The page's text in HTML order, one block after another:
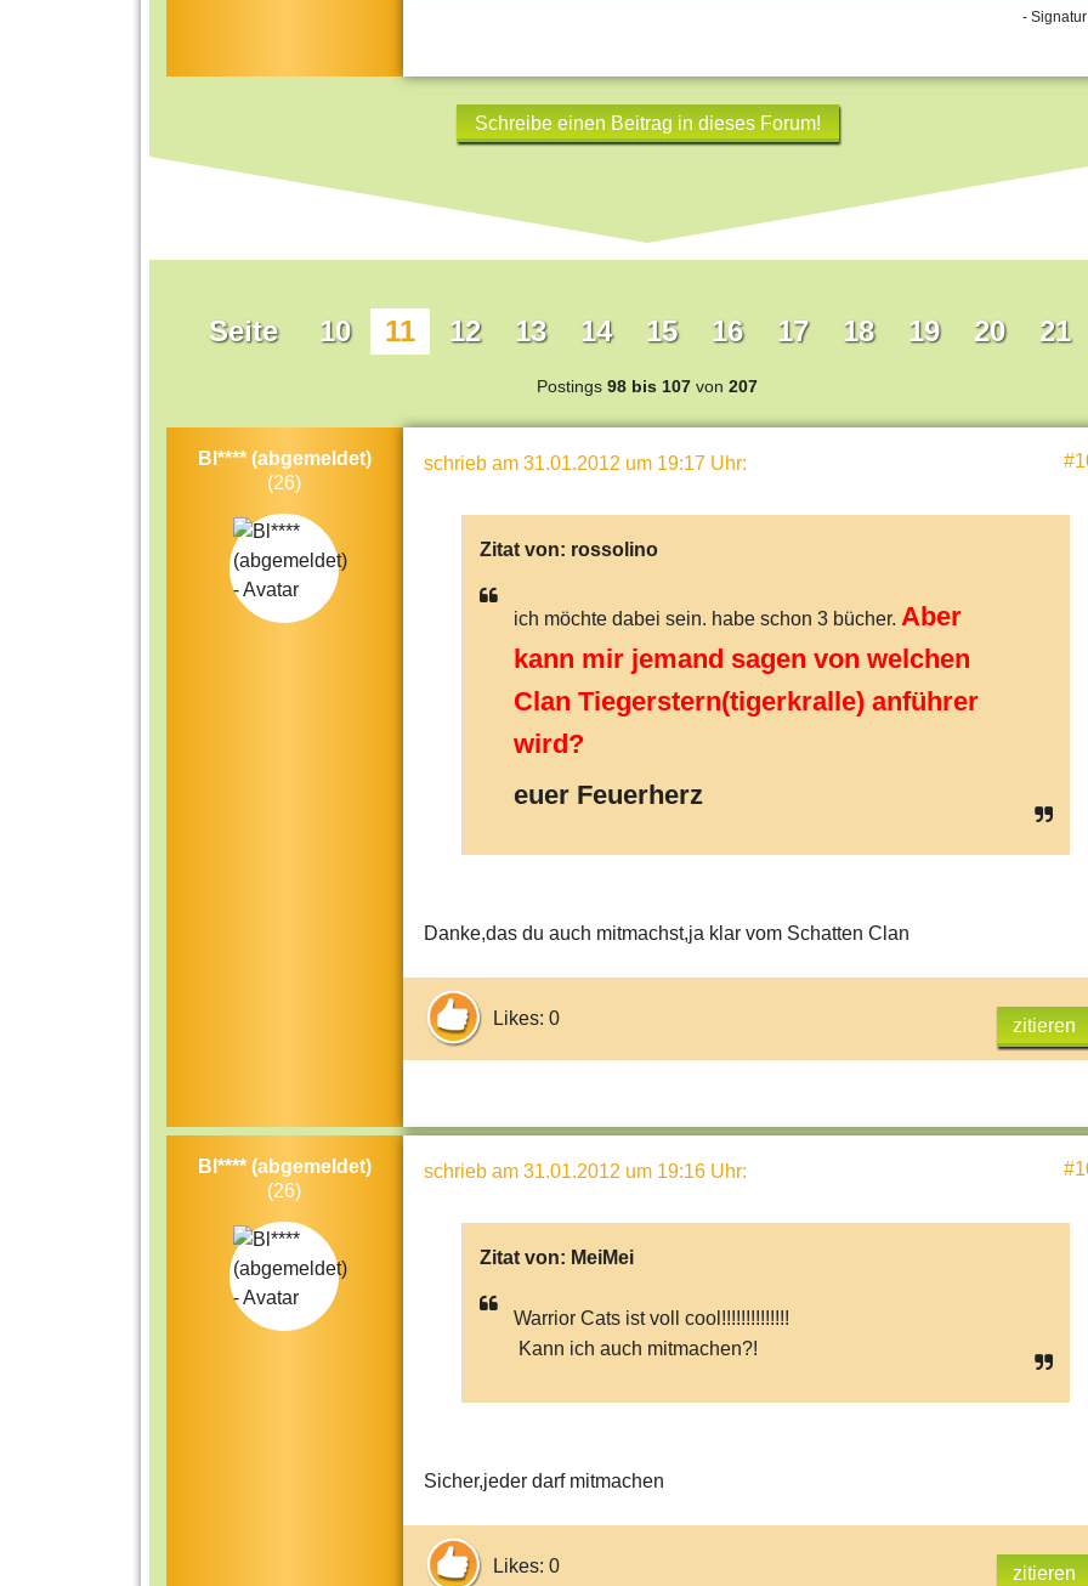
-
Schreibe einen Beitrag in dieses Forum!
Seite 10 11 12 13 14 15 16 17 18 19 20 21
Postings 98 bis 107 von 207
Bl**** (abgemeldet)
(26)
schrieb am 31.01.2012 um 19:17 Uhr:
Zitat von: rossolino
ich möchte dabei sein. habe schon 3 bücher. Aber
kann mir jemand sagen von welchen
Clan Tiegerstern(tigerkralle) anführer
wird?
euer Feuerherz
Danke,das du auch mitmachst,ja klar vom Schatten Clan
Likes: 0 zitieren
Bl**** (abgemeldet)
(26)
schrieb am 31.01.2012 um 19:16 Uhr:
Zitat von: MeiMei
Warrior Cats ist voll cool!!!!!!!!!!!!!!
Kann ich auch mitmachen?!
Sicher,jeder darf mitmachen
Likes: 0 zitieren